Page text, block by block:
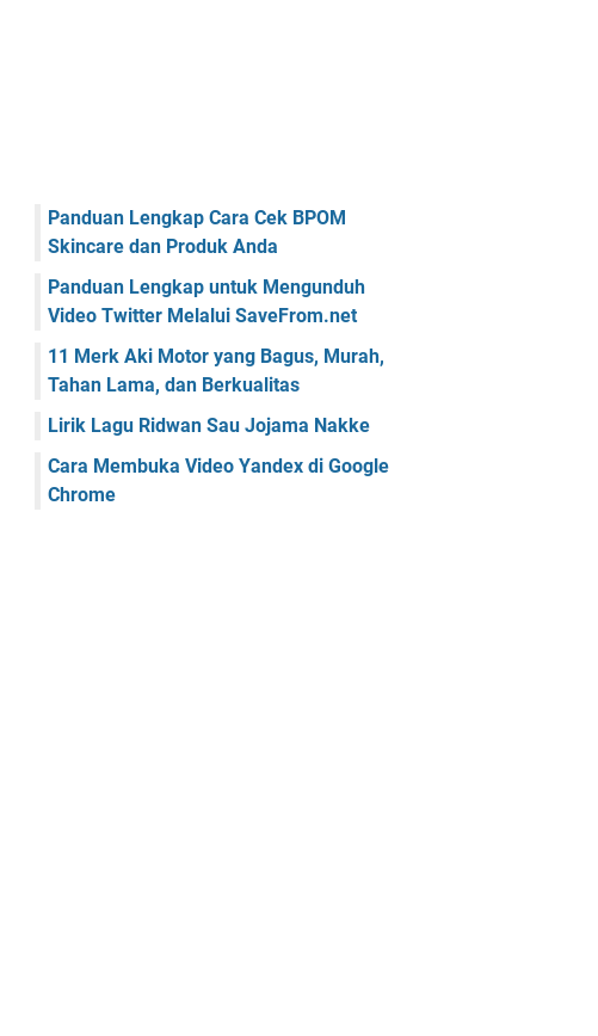
Panduan Lengkap Cara Cek BPOM
Skincare dan Produk Anda
Panduan Lengkap untuk Mengunduh
Video Twitter Melalui SaveFrom.net
11 Merk Aki Motor yang Bagus, Murah,
Tahan Lama, dan Berkualitas
Lirik Lagu Ridwan Sau Jojama Nakke
Cara Membuka Video Yandex di Google
Chrome